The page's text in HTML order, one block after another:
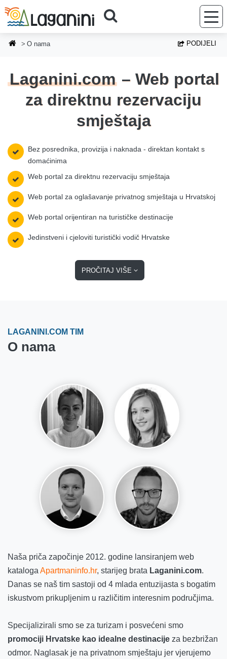
Preskoči na glavni sadržaj
O nama PODIJELI
Laganini.com– Web portal
za direktnu rezervaciju
smještaja
Bez posrednika, provizija i naknada - direktan kontakt s
domaćinima
Web portal za direktnu rezervaciju smještaja
Web portal za oglašavanje privatnog smještaja u Hrvatskoj
Web portal orijentiran na turističke destinacije
Jedinstveni i cjeloviti turistički vodič Hrvatske
PROČITAJ VIŠE
LAGANINI.COM TIM
O nama
Naša priča započinje 2012. godine lansiranjem web
kataloga Apartmaninfo.hr, starijeg brata Laganini.com.
Danas se naš tim sastoji od 4 mlada entuzijasta s bogatim
iskustvom prikupljenim u različitim interesnim područjima.
Specijalizirali smo se za turizam i posvećeni smo
promociji Hrvatske kao idealne destinacije za bezbrižan
odmor. Naglasak je na privatnom smještaju jer vjerujemo